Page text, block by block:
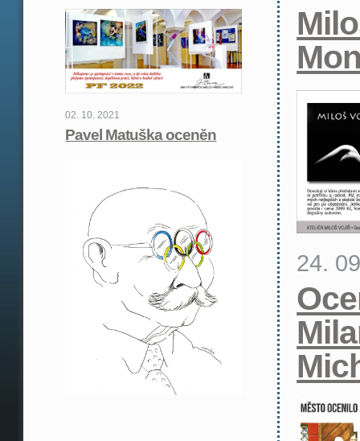
02. 10. 2021
Pavel Matuška oceněn
24.